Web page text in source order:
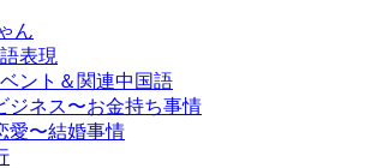
ん
表現
ント＆関連中国語
ジネス〜お金持ち事情
愛〜結婚事情